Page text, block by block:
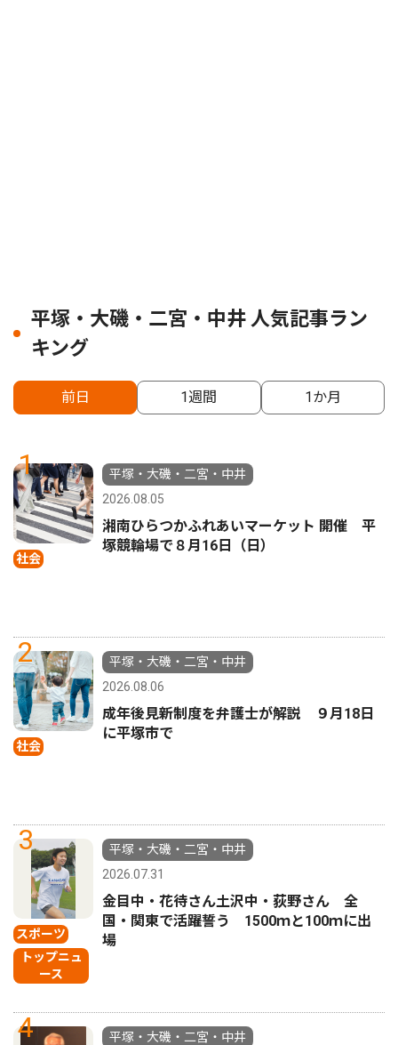
平塚・大磯・二宮・中井 人気記事ラン
キング
前日 1週間 1か月
1
社会
平塚・大磯・二宮・中井
2026.08.05
湘南ひらつかふれあいマーケット 開催 平
塚競輪場で８月16日（日）
2
社会
平塚・大磯・二宮・中井
2026.08.06
成年後見新制度を弁護士が解説 ９月18日
に平塚市で
3
スポーツ
トップニュ
ース
平塚・大磯・二宮・中井
2026.07.31
金目中・花待さん土沢中・荻野さん 全
国・関東で活躍誓う 1500ｍと100ｍに出
場
4
平塚・大磯・二宮・中井